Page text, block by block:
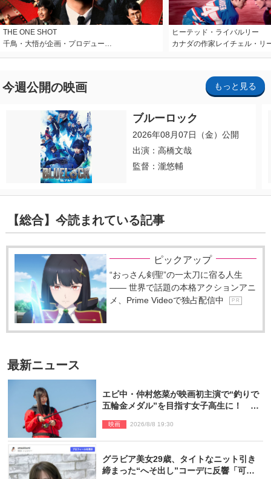
THE ONE SHOT
千鳥・大悟が企画・プロデュー…
ヒーテッド・ライバルリー
カナダの作家レイチェル・リ
今週公開の映画 もっと見る
ブルーロック
2026年08月07日（金）公開
出演：高橋文哉
監督：瀧悠輔
【総合】今読まれている記事
ピックアップ
“おっさん剣聖”の一太刀に宿る人生
―― 世界で話題の本格アクションアニ
メ、Prime Videoで独占配信中
P R
最新ニュース
エビ中・仲村悠菜が映画初主演で“釣りで
五輪金メダル”を目指す女子高生に！ 映
映画 2026/8/8 19:30
グラビア美女29歳、タイトなニット引き
締まった“へそ出し”コーデに反響「可愛